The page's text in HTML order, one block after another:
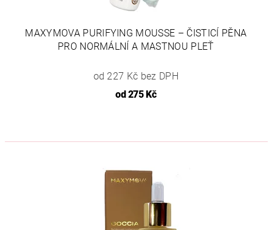
MAXYMOVA PURIFYING MOUSSE – ČISTICÍ PĚNA
PRO NORMÁLNÍ A MASTNOU PLEŤ
od 227 Kč bez DPH
od275 Kč